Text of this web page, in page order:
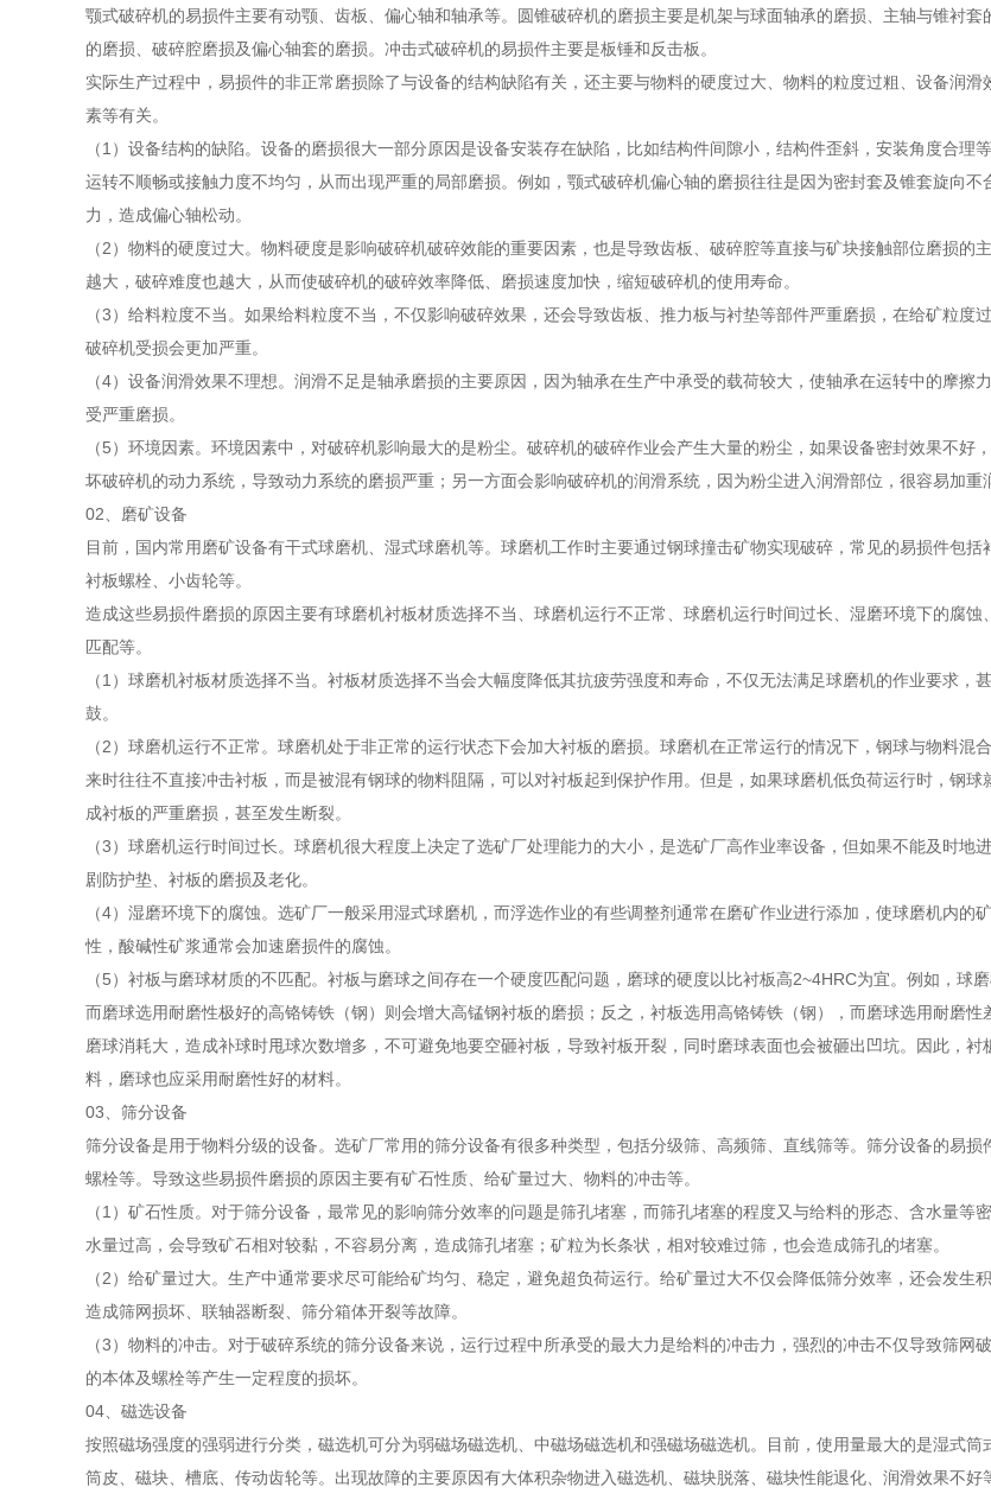
颚式破碎机的易损件主要有动颚、齿板、偏心轴和轴承等。圆锥破碎机的磨损主要是机架与球面轴承的磨损、主轴与锥衬套
的磨损、破碎腔磨损及偏心轴套的磨损。冲击式破碎机的易损件主要是板锤和反击板。
实际生产过程中，易损件的非正常磨损除了与设备的结构缺陷有关，还主要与物料的硬度过大、物料的粒度过粗、设备润滑
素等有关。
（1）设备结构的缺陷。设备的磨损很大一部分原因是设备安装存在缺陷，比如结构件间隙小，结构件歪斜，安装角度合理
运转不顺畅或接触力度不均匀，从而出现严重的局部磨损。例如，颚式破碎机偏心轴的磨损往往是因为密封套及锥套旋向不
力，造成偏心轴松动。
（2）物料的硬度过大。物料硬度是影响破碎机破碎效能的重要因素，也是导致齿板、破碎腔等直接与矿块接触部位磨损的
越大，破碎难度也越大，从而使破碎机的破碎效率降低、磨损速度加快，缩短破碎机的使用寿命。
（3）给料粒度不当。如果给料粒度不当，不仅影响破碎效果，还会导致齿板、推力板与衬垫等部件严重磨损，在给矿粒度
破碎机受损会更加严重。
（4）设备润滑效果不理想。润滑不足是轴承磨损的主要原因，因为轴承在生产中承受的载荷较大，使轴承在运转中的摩擦
受严重磨损。
（5）环境因素。环境因素中，对破碎机影响最大的是粉尘。破碎机的破碎作业会产生大量的粉尘，如果设备密封效果不好
坏破碎机的动力系统，导致动力系统的磨损严重；另一方面会影响破碎机的润滑系统，因为粉尘进入润滑部位，很容易加重
02、磨矿设备
目前，国内常用磨矿设备有干式球磨机、湿式球磨机等。球磨机工作时主要通过钢球撞击矿物实现破碎，常见的易损件包括
衬板螺栓、小齿轮等。
造成这些易损件磨损的原因主要有球磨机衬板材质选择不当、球磨机运行不正常、球磨机运行时间过长、湿磨环境下的腐蚀
匹配等。
（1）球磨机衬板材质选择不当。衬板材质选择不当会大幅度降低其抗疲劳强度和寿命，不仅无法满足球磨机的作业要求，
鼓。
（2）球磨机运行不正常。球磨机处于非正常的运行状态下会加大衬板的磨损。球磨机在正常运行的情况下，钢球与物料混
来时往往不直接冲击衬板，而是被混有钢球的物料阻隔，可以对衬板起到保护作用。但是，如果球磨机低负荷运行时，钢球
成衬板的严重磨损，甚至发生断裂。
（3）球磨机运行时间过长。球磨机很大程度上决定了选矿厂处理能力的大小，是选矿厂高作业率设备，但如果不能及时地
剧防护垫、衬板的磨损及老化。
（4）湿磨环境下的腐蚀。选矿厂一般采用湿式球磨机，而浮选作业的有些调整剂通常在磨矿作业进行添加，使球磨机内的
性，酸碱性矿浆通常会加速磨损件的腐蚀。
（5）衬板与磨球材质的不匹配。衬板与磨球之间存在一个硬度匹配问题，磨球的硬度以比衬板高2~4HRC为宜。例如，球
而磨球选用耐磨性极好的高铬铸铁（钢）则会增大高锰钢衬板的磨损；反之，衬板选用高铬铸铁（钢），而磨球选用耐磨性
磨球消耗大，造成补球时甩球次数增多，不可避免地要空砸衬板，导致衬板开裂，同时磨球表面也会被砸出凹坑。因此，衬
料，磨球也应采用耐磨性好的材料。
03、筛分设备
筛分设备是用于物料分级的设备。选矿厂常用的筛分设备有很多种类型，包括分级筛、高频筛、直线筛等。筛分设备的易损
螺栓等。导致这些易损件磨损的原因主要有矿石性质、给矿量过大、物料的冲击等。
（1）矿石性质。对于筛分设备，最常见的影响筛分效率的问题是筛孔堵塞，而筛孔堵塞的程度又与给料的形态、含水量等
水量过高，会导致矿石相对较黏，不容易分离，造成筛孔堵塞；矿粒为长条状，相对较难过筛，也会造成筛孔的堵塞。
（2）给矿量过大。生产中通常要求尽可能给矿均匀、稳定，避免超负荷运行。给矿量过大不仅会降低筛分效率，还会发生
造成筛网损坏、联轴器断裂、筛分箱体开裂等故障。
（3）物料的冲击。对于破碎系统的筛分设备来说，运行过程中所承受的最大力是给料的冲击力，强烈的冲击不仅导致筛网
的本体及螺栓等产生一定程度的损坏。
04、磁选设备
按照磁场强度的强弱进行分类，磁选机可分为弱磁场磁选机、中磁场磁选机和强磁场磁选机。目前，使用量最大的是湿式筒
筒皮、磁块、槽底、传动齿轮等。出现故障的主要原因有大体积杂物进入磁选机、磁块脱落、磁块性能退化、润滑效果不好